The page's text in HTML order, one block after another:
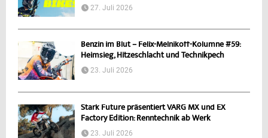
27. Juli 2026
Benzin im Blut – Felix-Melnikoff-Kolumne #59:
Heimsieg, Hitzeschlacht und Technikpech
23. Juli 2026
Stark Future präsentiert VARG MX und EX
Factory Edition: Renntechnik ab Werk
23. Juli 2026